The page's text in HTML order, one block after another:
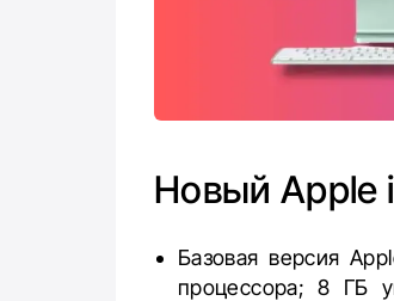
Новый Apple
Базовая версия
процессора; 8 ГБ